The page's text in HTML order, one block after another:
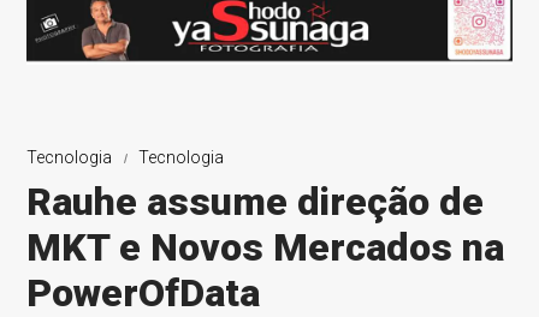
Tecnologia Tecnologia
Rauhe assume direção de
MKT e Novos Mercados na
PowerOfData